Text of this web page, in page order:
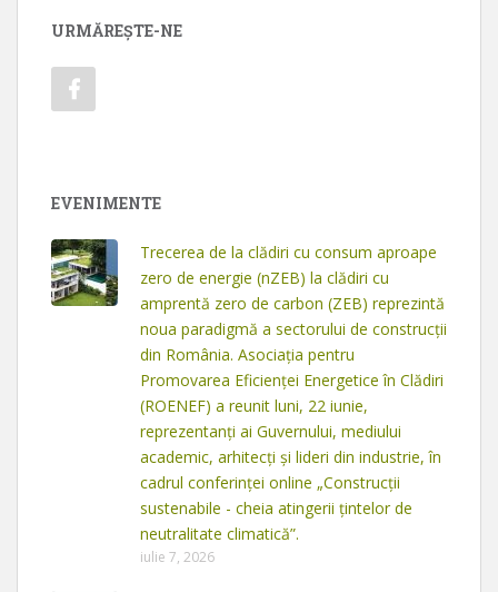
URMĂREȘTE-NE
EVENIMENTE
Trecerea de la clădiri cu consum aproape
zero de energie (nZEB) la clădiri cu
amprentă zero de carbon (ZEB) reprezintă
noua paradigmă a sectorului de construcții
din România. Asociația pentru
Promovarea Eficienței Energetice în Clădiri
(ROENEF) a reunit luni, 22 iunie,
reprezentanți ai Guvernului, mediului
academic, arhitecți și lideri din industrie, în
cadrul conferinței online „Construcții
sustenabile - cheia atingerii țintelor de
neutralitate climatică”.
iulie 7, 2026